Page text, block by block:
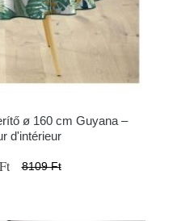
ø 160 cm Guyana –
d'intérieur
8109 Ft